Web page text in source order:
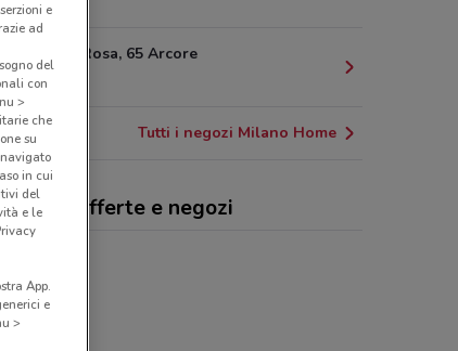
Via Monte Rosa, 65 Arcore
26.9 km
Tutti i negozi Milano Home
Home, offerte e negozi
e
ad
del
con
>
che
su
in cui
del
e le
App.
e
>